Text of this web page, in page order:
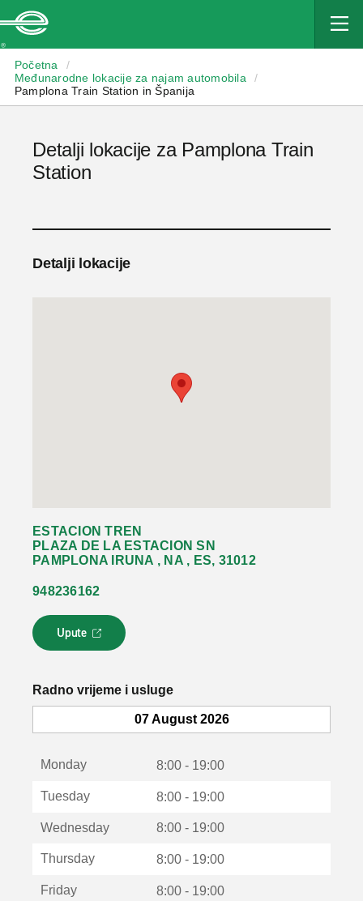
Početna
/
Međunarodne lokacije za najam automobila
/
Pamplona Train Station in Španija
Detalji lokacije za Pamplona Train
Station
Detalji lokacije
ESTACION TREN
PLAZA DE LA ESTACION SN
PAMPLONA IRUNA , NA , ES, 31012
948236162
Upute
L
i
k
o
u
Radno vrijeme i usluge
07 August 2026
Monday 8:00 - 19:00
Tuesday 8:00 - 19:00
Wednesday 8:00 - 19:00
Thursday 8:00 - 19:00
Friday 8:00 - 19:00